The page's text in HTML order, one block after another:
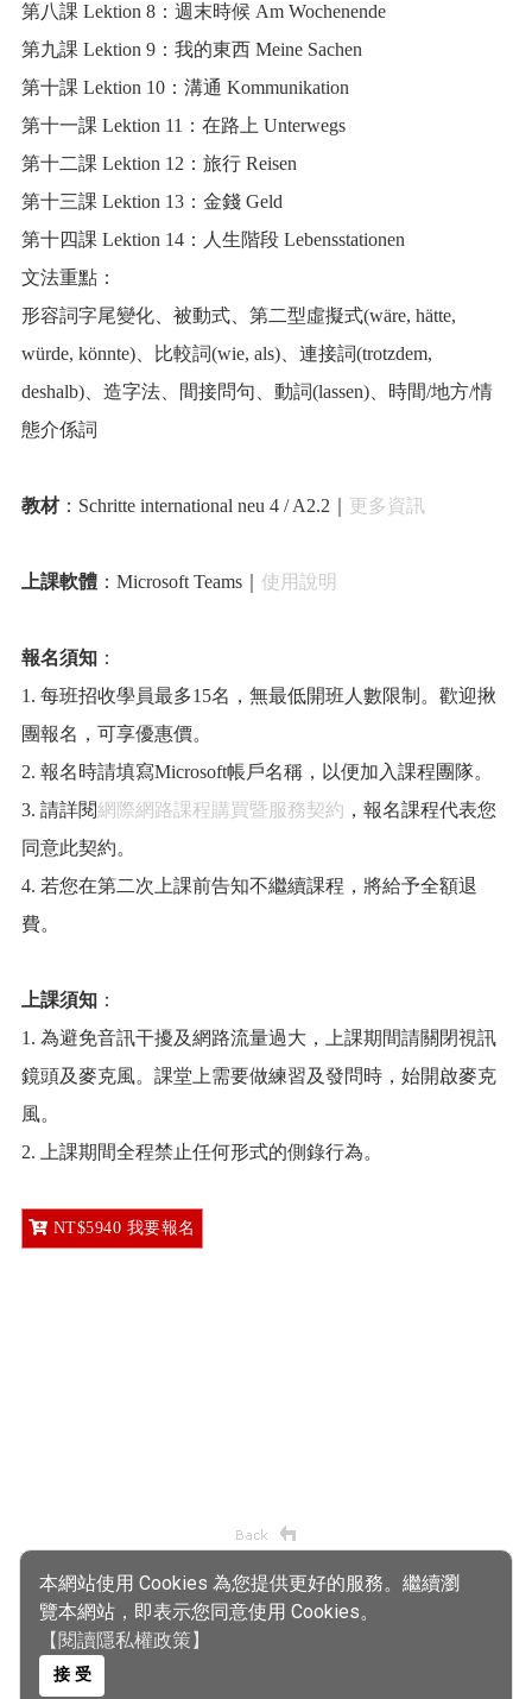
本網站使用 Cookies 為您提供更好的服務。繼續瀏
覽本網站，即表示您同意使用 Cookies。
【閱讀隱私權政策】
接 受
第八課 Lektion 8：週末時候 Am Wochenende
第九課 Lektion 9：我的東西 Meine Sachen
第十課 Lektion 10：溝通 Kommunikation
第十一課 Lektion 11：在路上 Unterwegs
第十二課 Lektion 12：旅行 Reisen
第十三課 Lektion 13：金錢 Geld
第十四課 Lektion 14：人生階段 Lebensstationen
文法重點：
形容詞字尾變化、被動式、第二型虛擬式(wäre, hätte,
würde, könnte)、比較詞(wie, als)、連接詞(trotzdem,
deshalb)、造字法、間接問句、動詞(lassen)、時間/地方/情
態介係詞
教材：Schritte international neu 4 / A2.2｜ 更多資訊
上課軟體：Microsoft Teams｜ 使用說明
報名須知：
1. 每班招收學員最多15名，無最低開班人數限制。歡迎揪
團報名，可享優惠價。
2. 報名時請填寫Microsoft帳戶名稱，以便加入課程團隊。
3. 請詳閱網際網路課程購買暨服務契約 ，報名課程代表您
同意此契約。
4. 若您在第二次上課前告知不繼續課程，將給予全額退
費。
上課須知：
1. 為避免音訊干擾及網路流量過大，上課期間請關閉視訊
鏡頭及麥克風。課堂上需要做練習及發問時，始開啟麥克
風。
2. 上課期間全程禁止任何形式的側錄行為。
NT$5940 我要報名